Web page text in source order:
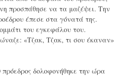
προσπάθησε να τα μαζέψει. Την
έπεσε στα γόνατά της.
του εγκεφάλου του.
«Τζακ, Τζακ, τι σου έκαναν»
δολοφονήθηκε την ώρα